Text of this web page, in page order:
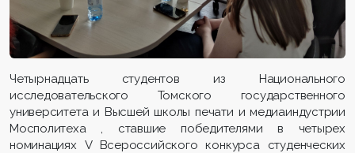
Четырнадцать студентов из Национального
исследовательского Томского государственного
университета и Высшей школы печати и медиаиндустрии
Мосполитеха , ставшие победителями в четырех
номинациях V Всероссийского конкурса студенческих